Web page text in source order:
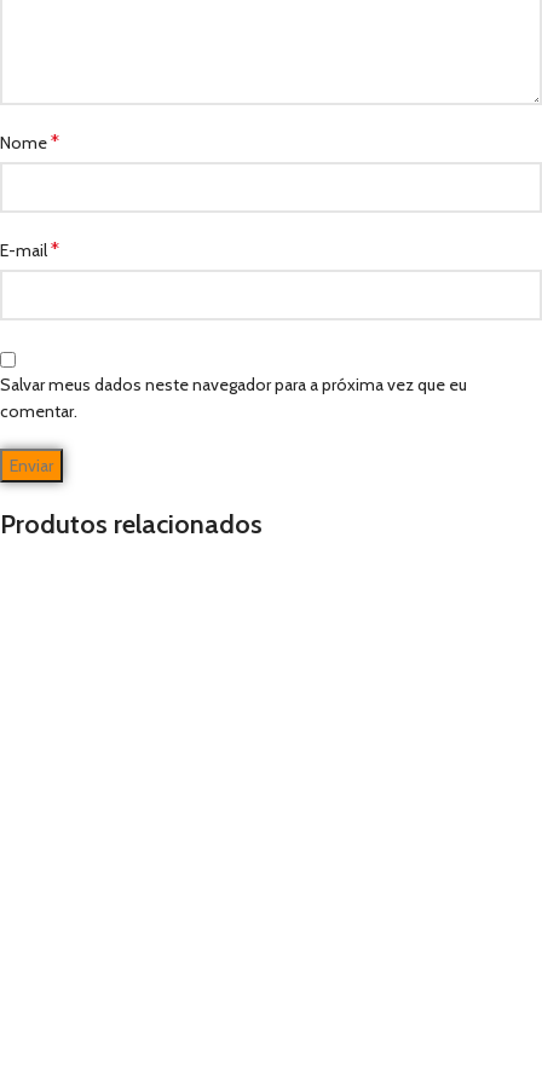
Nome*
E-mail*
Salvar meus dados neste navegador para a próxima vez que eu
comentar.
Produtos relacionados